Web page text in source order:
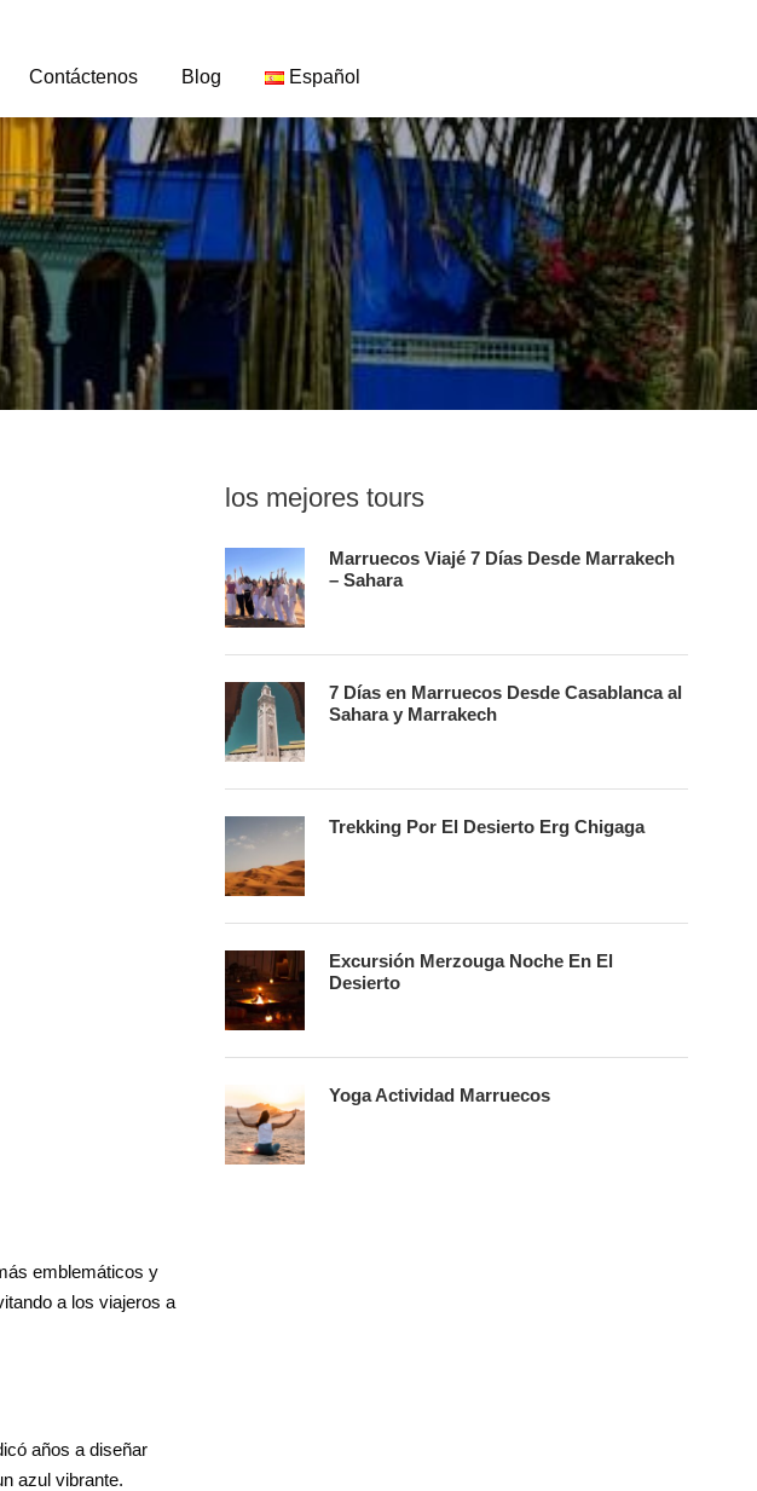
Contáctenos Blog Español
emblemáticos y
a los viajeros a
años a diseñar
azul vibrante.
los mejores tours
Marruecos Viajé 7 Días Desde Marrakech
– Sahara
7 Días en Marruecos Desde Casablanca al
Sahara y Marrakech
Trekking Por El Desierto Erg Chigaga
Excursión Merzouga Noche En El
Desierto
Yoga Actividad Marruecos